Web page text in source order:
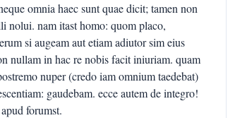
omnia haec sunt quae dicit; tamen non
nolui. nam itast homo: quom placo,
si augeam aut etiam adiutor sim eius
nullam in hac re nobis facit iniuriam. quam
nuper (credo iam omnium taedebat)
gaudebam. ecce autem de integro!
forumst.